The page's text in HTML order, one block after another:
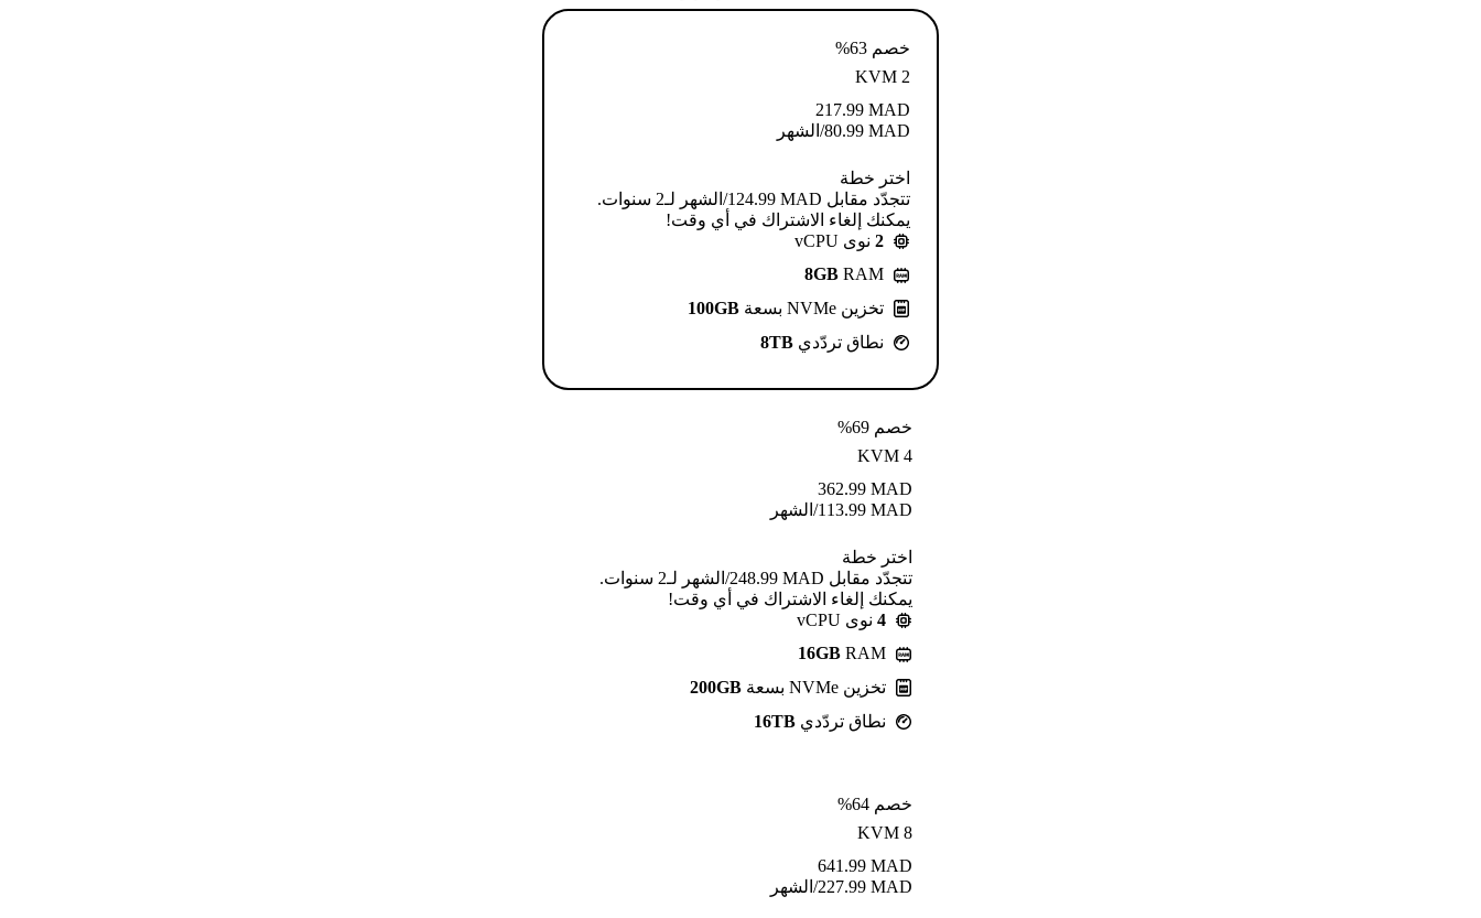
خصم 63%
KVM 2
MAD
217.99
MAD
80.99/الشهر
اختر خطة
تتجدّد مقابل MAD ⁦124.99⁩/الشهر لـ2 سنوات.
يمكنك إلغاء الاشتراك في أي وقت!
2 نوى vCPU
8GB RAM
تخزين NVMe بسعة
100GB
نطاق تردّدي 8TB
خصم 69%
KVM 4
MAD
362.99
MAD
113.99/الشهر
اختر خطة
تتجدّد مقابل MAD ⁦248.99⁩/الشهر لـ2 سنوات.
يمكنك إلغاء الاشتراك في أي وقت!
4 نوى vCPU
16GB RAM
تخزين NVMe بسعة
200GB
نطاق تردّدي 16TB
خصم 64%
KVM 8
MAD
641.99
MAD
227.99/الشهر